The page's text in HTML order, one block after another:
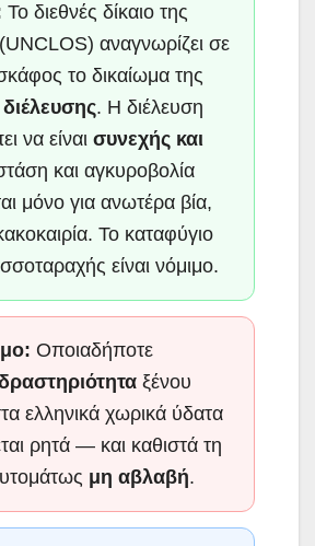
Το διεθνές δίκαιο της
αναγνωρίζει σε
το δικαίωμα της
. Η διέλευση
να είναι συνεχής και
και αγκυροβολία
μόνο για ανωτέρα βία,
Το καταφύγιο
είναι νόμιμο.
Οποιαδήποτε
ξένου
ελληνικά χωρικά ύδατα
ρητά — και καθιστά τη
μη αβλαβή.